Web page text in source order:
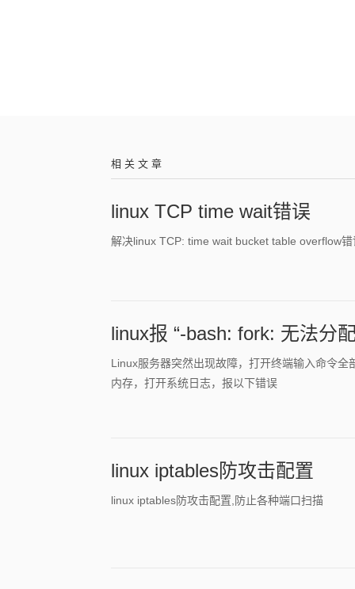
相 关 文 章
linux TCP time wait错误
解决linux TCP: time wait bucket table overflow错
linux报 “-bash: fork: 无法分
Linux服务器突然出现故障，打开终端输入命令
内存，打开系统日志，报以下错误
linux iptables防攻击配置
linux iptables防攻击配置,防止各种端口扫描